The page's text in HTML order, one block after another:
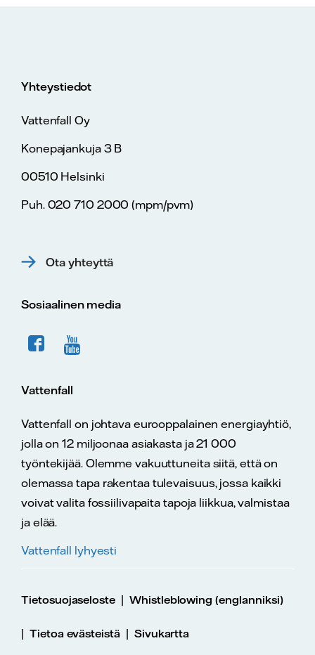
Yhteystiedot
Vattenfall Oy
Konepajankuja 3 B
00510 Helsinki
Puh. 020 710 2000 (mpm/pvm)
Ota yhteyttä
Sosiaalinen media
Vattenfall
Vattenfall on johtava eurooppalainen energiayhtiö,
jolla on 12 miljoonaa asiakasta ja 21 000
työntekijää. Olemme vakuuttuneita siitä, että on
olemassa tapa rakentaa tulevaisuus, jossa kaikki
voivat valita fossiilivapaita tapoja liikkua, valmistaa
ja elää.
Vattenfall lyhyesti
Tietosuojaseloste | Whistleblowing (englanniksi)
| Tietoa evästeistä | Sivukartta